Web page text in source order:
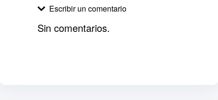
Escribir un comentario
Sin comentarios.